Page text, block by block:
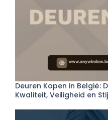
Deuren Kopen in België:
Kwaliteit, Veiligheid en